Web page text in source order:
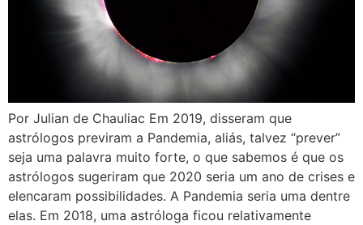
Por Julian de Chauliac Em 2019, disseram que
astrólogos previram a Pandemia, aliás, talvez “prever”
seja uma palavra muito forte, o que sabemos é que os
astrólogos sugeriram que 2020 seria um ano de crises e
elencaram possibilidades. A Pandemia seria uma dentre
elas. Em 2018, uma astróloga ficou relativamente